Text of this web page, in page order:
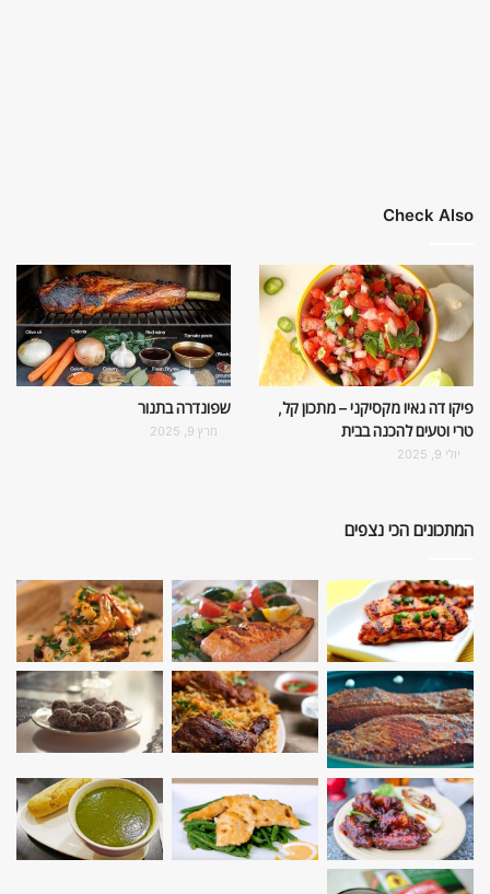
Check Also
פיקו דה גאיו מקסיקני – מתכון קל,
טרי וטעים להכנה בבית
יולי 9, 2025
שפונדרה בתנור
מרץ 9, 2025
המתכונים הכי נצפים